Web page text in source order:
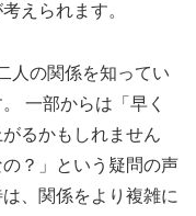
えられます。
人の関係を知ってい
一部からは「早く
るかもしれません
？」という疑問の声
、関係をより複雑に